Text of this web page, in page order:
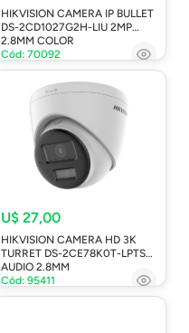
HIKVISION CAMERA IP BULLET
DS-2CD1027G2H-LIU 2MP
2.8MM COLOR
Cód: 70092
U$ 27,00
HIKVISION CAMERA HD 3K
TURRET DS-2CE78K0T-LPTS
AUDIO 2.8MM
Cód: 95411